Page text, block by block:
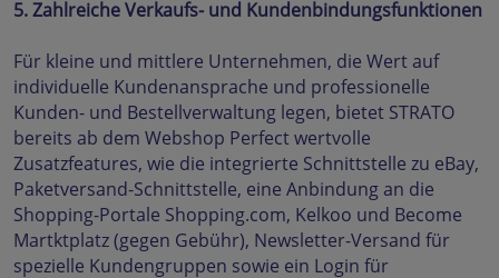
5. Zahlreiche Verkaufs- und Kundenbindungsfunktionen
Für kleine und mittlere Unternehmen, die Wert auf
individuelle Kundenansprache und professionelle
Kunden- und Bestellverwaltung legen, bietet STRATO
bereits ab dem Webshop Perfect wertvolle
Zusatzfeatures, wie die integrierte Schnittstelle zu eBay,
Paketversand-Schnittstelle, eine Anbindung an die
Shopping-Portale Shopping.com, Kelkoo und Become
Martktplatz (gegen Gebühr), Newsletter-Versand für
spezielle Kundengruppen sowie ein Login für